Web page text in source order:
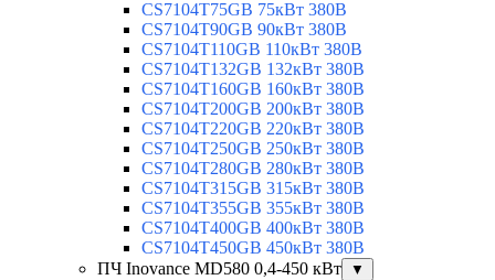
CS7104T75GB 75кВт 380В
CS7104T90GB 90кВт 380В
CS7104T110GB 110кВт 380В
CS7104T132GB 132кВт 380В
CS7104T160GB 160кВт 380В
CS7104T200GB 200кВт 380В
CS7104T220GB 220кВт 380В
CS7104T250GB 250кВт 380В
CS7104T280GB 280кВт 380В
CS7104T315GB 315кВт 380В
CS7104T355GB 355кВт 380В
CS7104T400GB 400кВт 380В
CS7104T450GB 450кВт 380В
ПЧ Inovance MD580 0,4-450 кВт
▼